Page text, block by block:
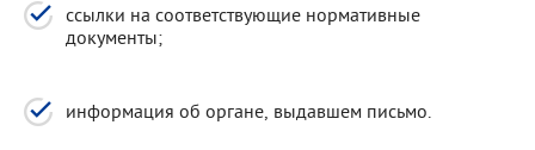
ссылки на соответствующие нормативные
документы;
информация об органе, выдавшем письмо.